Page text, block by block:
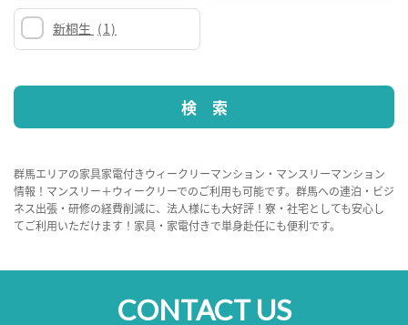
新桐生 (1)
群馬エリアの家具家電付きウィークリーマンション・マンスリーマンション
情報！マンスリー＋ウィークリーでのご利用も可能です。群馬への連泊・ビジ
ネス出張・研修の経費削減に、法人様にも大好評！寮・社宅としても安心し
てご利用いただけます！家具・家電付きで単身赴任にも便利です。
CONTACT US